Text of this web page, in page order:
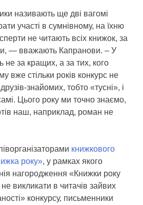
називають ще дві вагомі
участі в сумнівному, на їхню
не читають всіх книжок, за
— вважають Капранови. – У
не за кращих, а за тих, кого
вже стільки років конкурс не
знайомих, тобто «тусні», і
Цього року ми точно знаємо,
наш, наприклад, роман не
книжкового
року», у рамках якого
нагородження «Книжки року
викликати в читачів зайвих
конкурсу, письменники